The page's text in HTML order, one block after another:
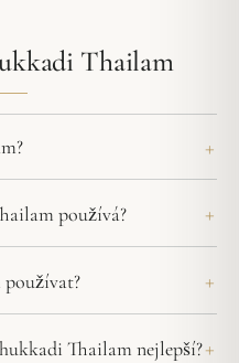
Thailam
používá?
Thailam nejlepší?